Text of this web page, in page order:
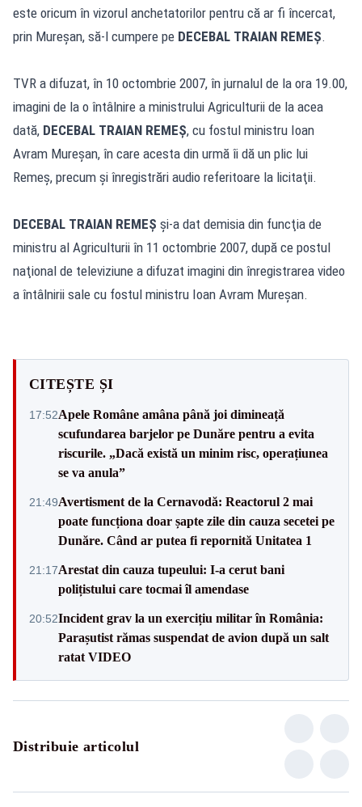
este oricum în vizorul anchetatorilor pentru că ar fi încercat,
prin Mureşan, să-l cumpere pe DECEBAL TRAIAN REMEŞ.
TVR a difuzat, în 10 octombrie 2007, în jurnalul de la ora 19.00,
imagini de la o întâlnire a ministrului Agriculturii de la acea
dată, DECEBAL TRAIAN REMEŞ, cu fostul ministru Ioan
Avram Mureşan, în care acesta din urmă îi dă un plic lui
Remeş, precum şi înregistrări audio referitoare la licitaţii.
DECEBAL TRAIAN REMEŞ şi-a dat demisia din funcţia de
ministru al Agriculturii în 11 octombrie 2007, după ce postul
naţional de televiziune a difuzat imagini din înregistrarea video
a întâlnirii sale cu fostul ministru Ioan Avram Mureşan.
CITEȘTE ȘI
17:52Apele Române amâna până joi dimineață
scufundarea barjelor pe Dunăre pentru a evita
riscurile. „Dacă există un minim risc, operațiunea
se va anula”
21:49Avertisment de la Cernavodă: Reactorul 2 mai
poate funcționa doar șapte zile din cauza secetei pe
Dunăre. Când ar putea fi repornită Unitatea 1
21:17Arestat din cauza tupeului: I-a cerut bani
polițistului care tocmai îl amendase
20:52Incident grav la un exercițiu militar în România:
Parașutist rămas suspendat de avion după un salt
ratat VIDEO
Distribuie articolul